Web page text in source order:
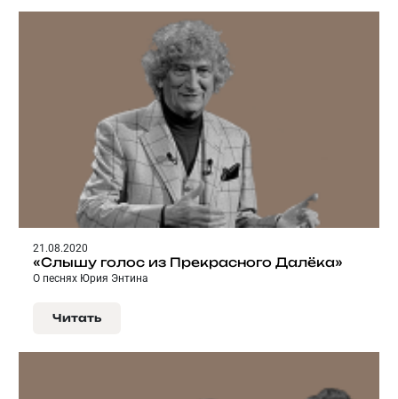
21.08.2020
«Слышу голос из Прекрасного Далёка»
О песнях Юрия Энтина
Читать